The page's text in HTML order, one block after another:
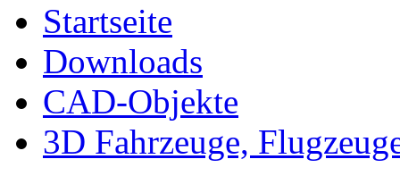
Startseite
Downloads
CAD-Objekte
3D Fahrzeuge,